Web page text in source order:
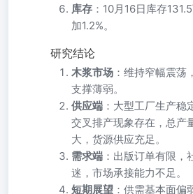
库存 ：10月16日库存
加1.2%。
研究结论
木浆市场 ：维持窄幅震荡
支撑薄弱。
供应端 ：大型工厂生产稳
交叉排产现象存在，总产
大，货源供应充足。
需求端 ：出版订单有限，
迷，市场承接能力不足。
短期展望 ：供需基本面偏